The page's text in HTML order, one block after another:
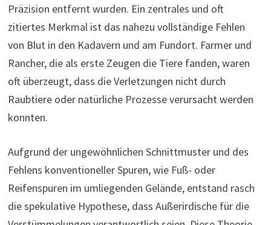
Präzision entfernt wurden. Ein zentrales und oft
zitiertes Merkmal ist das nahezu vollständige Fehlen
von Blut in den Kadavern und am Fundort. Farmer und
Rancher, die als erste Zeugen die Tiere fanden, waren
oft überzeugt, dass die Verletzungen nicht durch
Raubtiere oder natürliche Prozesse verursacht werden
konnten.
Aufgrund der ungewöhnlichen Schnittmuster und des
Fehlens konventioneller Spuren, wie Fuß- oder
Reifenspuren im umliegenden Gelände, entstand rasch
die spekulative Hypothese, dass Außerirdische für die